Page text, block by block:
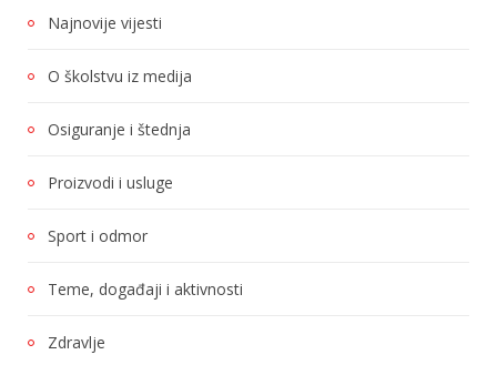
Najnovije vijesti
O školstvu iz medija
Osiguranje i štednja
Proizvodi i usluge
Sport i odmor
Teme, događaji i aktivnosti
Zdravlje